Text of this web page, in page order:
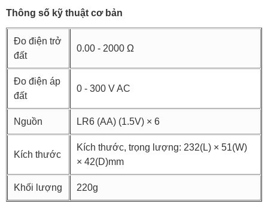
Thông số kỹ thuật cơ bản
Đo điện trở
đất
0.00 - 2000 Ω
Đo điện áp
đất
0 - 300 V AC
Nguồn LR6 (AA) (1.5V) × 6
Kích thước
Kích thước, trọng lượng: 232(L) × 51(W)
× 42(D)mm
Khối lượng 220g